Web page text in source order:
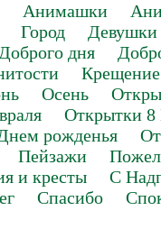
Анимашки
Город
Девушки
Доброго дня
Крещение
Осень
Открытки 8
рожденья
Пейзажи
и кресты
С
Спасибо